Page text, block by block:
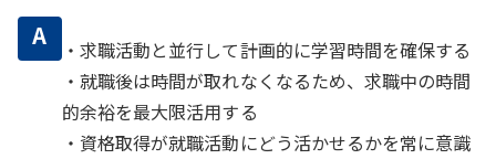
A
・求職活動と並行して計画的に学習時間を確保する
・就職後は時間が取れなくなるため、求職中の時間
的余裕を最大限活用する
・資格取得が就職活動にどう活かせるかを常に意識